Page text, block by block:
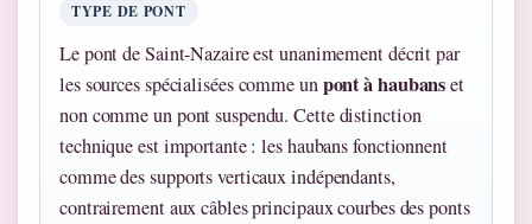
TYPE DE PONT
Le pont de Saint-Nazaire est unanimement décrit par
les sources spécialisées comme unpont à haubanset
non comme un pont suspendu. Cette distinction
technique est importante : les haubans fonctionnent
comme des supports verticaux indépendants,
contrairement aux câbles principaux courbes des ponts